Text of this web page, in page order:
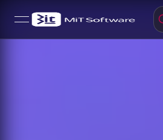
open navigation menu